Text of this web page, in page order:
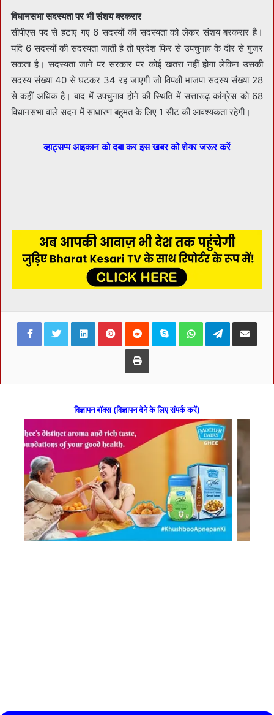
विधानसभा सदस्यता पर भी संशय बरकरार
सीपीएस पद से हटाए गए 6 सदस्यों की सदस्यता को लेकर संशय बरकरार है।
यदि 6 सदस्यों की सदस्यता जाती है तो प्रदेश फिर से उपचुनाव के दौर से गुजर
सकता है। सदस्यता जाने पर सरकार पर कोई खतरा नहीं होगा लेकिन उसकी
सदस्य संख्या 40 से घटकर 34 रह जाएगी जो विपक्षी भाजपा सदस्य संख्या 28
से कहीं अधिक है। बाद में उपचुनाव होने की स्थिति में सत्तारूढ़ कांग्रेस को 68
विधानसभा वाले सदन में साधारण बहुमत के लिए 1 सीट की आवश्यकता रहेगी।
व्हाट्सप्प आइकान को दबा कर इस खबर को शेयर जरूर करें
FacebookTwitterLinkedInPinterestReddit Skype WhatsAppTelegramShare via
Print
विज्ञापन बॉक्स (विज्ञापन देने के लिए संपर्क करें)